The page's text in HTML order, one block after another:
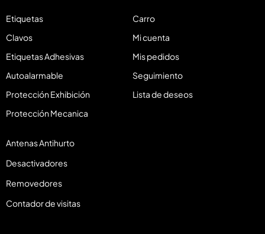
Etiquetas
Clavos
Etiquetas Adhesivas
Autoalarmable
Protección Exhibición
Protección Mecanica
Antenas Antihurto
Desactivadores
Removedores
Contador de visitas
Carro
Mi cuenta
Mis pedidos
Seguimiento
Lista de deseos